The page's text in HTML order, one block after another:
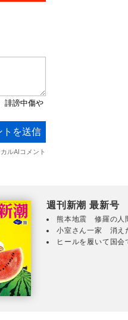
週刊新潮 最新号
熊本地震 修羅の人
小室さん一家 消え
ヒールを履いて国